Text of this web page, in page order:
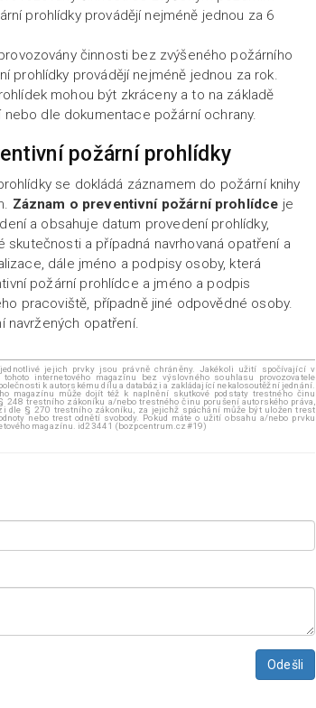
prohlídky provádějí nejméně jednou za 6
činnosti bez zvýšeného požárního
prohlídky provádějí nejméně jednou za rok.
mohou být zkráceny a to na základě
dle dokumentace požární ochrany.
požární prohlídky
se dokládá záznamem do požární knihy
Záznam o preventivní požární prohlídce je
a obsahuje datum provedení prohlídky,
a případná navrhovaná opatření a
dále jméno a podpisy osoby, která
požární prohlídce a jméno a podpis
pracoviště, případně jiné odpovědné osoby.
navržených opatření.
jejich prvky jsou právně chráněny. Jakékoli užití spočívající v
internetového magazínu bez výslovného souhlasu provozovatele
k autorskému dílu a databázi a zakládající nekalosoutěžní jednání.
magazínu může dojít též k naplnění skutkové podstaty trestného činu
248 trestního zákoníku a/nebo trestného činu porušení autorského práva,
dle § 270 trestního zákoníku, za jejichž spáchání může být uložen trest
nebo trest odnětí svobody. Pokud máte o užití obsahu a/nebo prvku
magazínu. id23441 (bozpcentrum.cz#19)
Odešli